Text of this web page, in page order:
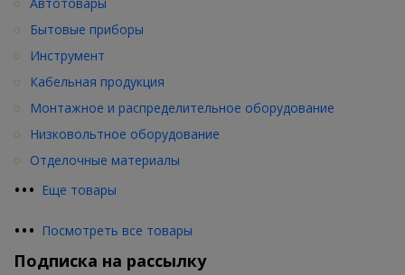
••• Еще товары
Бытовые приборы
Инструмент
Кабельная продукция
Монтажное и распределительное оборудование
Низковольтное оборудование
Отделочные материалы
••• Посмотреть все товары
Подписка на рассылку